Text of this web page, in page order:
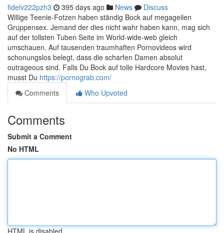
fidelv222pzh3 395 days ago News
Discuss
Willige Teenie-Fotzen haben ständig Bock auf megageilen
Gruppensex. Jemand der dies nicht wahr haben kann, mag sich
auf der tollsten Tuben Seite im World-wide-web gleich
umschauen. Auf tausenden traumhaften Pornovideos wird
schonungslos belegt, dass die scharfen Damen absolut
outrageous sind. Falls Du Bock auf tolle Hardcore Movies hast,
musst Du https://pornograb.com/
Comments
Who Upvoted
Comments
Submit a Comment
No HTML
HTML is disabled